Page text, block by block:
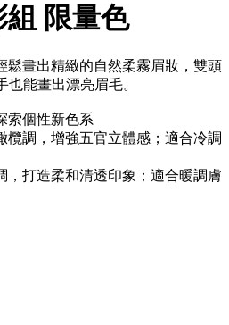
限量色
鬆畫出精緻的自然柔霧眉妝，雙頭
能畫出漂亮眉毛。
索個性新色系
欖調，增強五官立體感；適合冷調
，打造柔和清透印象；適合暖調膚